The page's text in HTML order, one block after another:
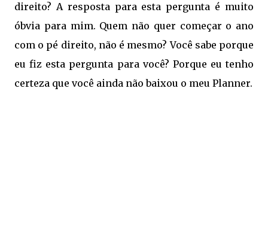
direito? A resposta para esta pergunta é muito
óbvia para mim. Quem não quer começar o ano
com o pé direito, não é mesmo? Você sabe porque
eu fiz esta pergunta para você? Porque eu tenho
certeza que você ainda não baixou o meu Planner.